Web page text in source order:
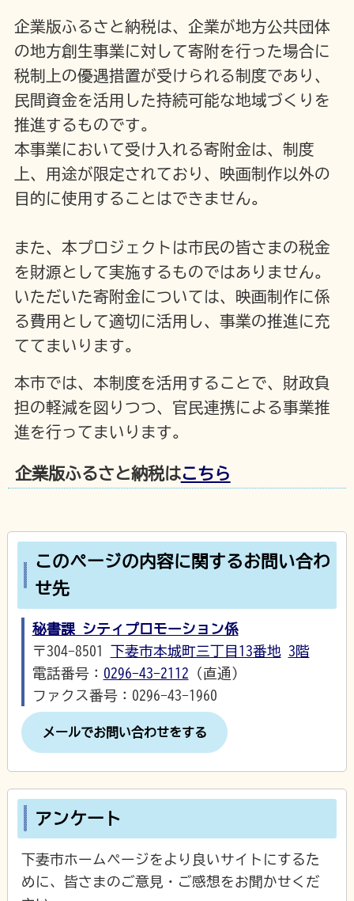
企業版ふるさと納税は、企業が地方公共団体
の地方創生事業に対して寄附を行った場合に
税制上の優遇措置が受けられる制度であり、
民間資金を活用した持続可能な地域づくりを
推進するものです。
本事業において受け入れる寄附金は、制度
上、用途が限定されており、映画制作以外の
目的に使用することはできません。
また、本プロジェクトは市民の皆さまの税金
を財源として実施するものではありません。
いただいた寄附金については、映画制作に係
る費用として適切に活用し、事業の推進に充
ててまいります。
本市では、本制度を活用することで、財政負
担の軽減を図りつつ、官民連携による事業推
進を行ってまいります。
企業版ふるさと納税はこちら
このページの内容に関するお問い合わ
せ先
秘書課 シティプロモーション係
〒304-8501 下妻市本城町三丁目13番地 3階
電話番号： 0296-43-2112 （直通）
ファクス番号：0296-43-1960
メールでお問い合わせをする
アンケート
下妻市ホームページをより良いサイトにするた
めに、皆さまのご意見・ご感想をお聞かせくだ